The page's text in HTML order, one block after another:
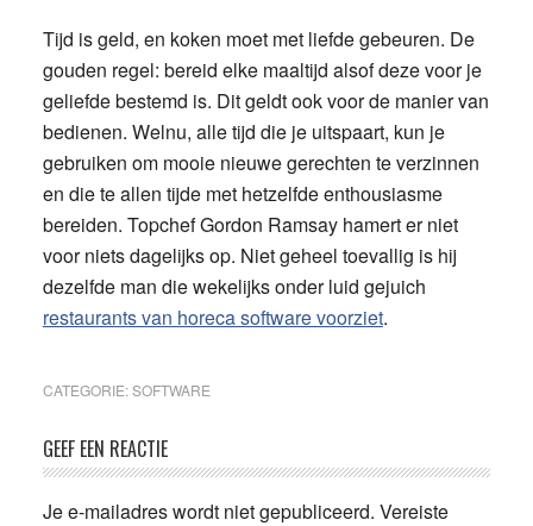
Tijd is geld, en koken moet met liefde gebeuren. De
gouden regel: bereid elke maaltijd alsof deze voor je
geliefde bestemd is. Dit geldt ook voor de manier van
bedienen. Welnu, alle tijd die je uitspaart, kun je
gebruiken om mooie nieuwe gerechten te verzinnen
en die te allen tijde met hetzelfde enthousiasme
bereiden. Topchef Gordon Ramsay hamert er niet
voor niets dagelijks op. Niet geheel toevallig is hij
dezelfde man die wekelijks onder luid gejuich
restaurants van horeca software voorziet.
CATEGORIE:SOFTWARE
Lees
Interacties
GEEF EEN REACTIE
Je e-mailadres wordt niet gepubliceerd. Vereiste